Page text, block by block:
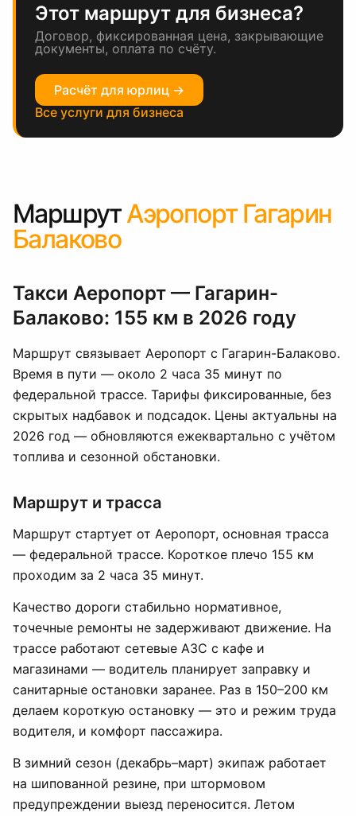
Этот маршрут для бизнеса?
Договор, фиксированная цена, закрывающие
документы, оплата по счёту.
Расчёт для юрлиц →
Все услуги для бизнеса
МаршрутАэропорт Гагарин
Балаково
Такси Аеропорт — Гагарин-
Балаково: 155 км в 2026 году
Маршрут связывает Аеропорт с Гагарин-Балаково.
Время в пути — около 2 часа 35 минут по
федеральной трассе. Тарифы фиксированные, без
скрытых надбавок и подсадок. Цены актуальны на
2026 год — обновляются ежеквартально с учётом
топлива и сезонной обстановки.
Маршрут и трасса
Маршрут стартует от Аеропорт, основная трасса
— федеральной трассе. Короткое плечо 155 км
проходим за 2 часа 35 минут.
Качество дороги стабильно нормативное,
точечные ремонты не задерживают движение. На
трассе работают сетевые АЗС с кафе и
магазинами — водитель планирует заправку и
санитарные остановки заранее. Раз в 150–200 км
делаем короткую остановку — это и режим труда
водителя, и комфорт пассажира.
В зимний сезон (декабрь–март) экипаж работает
на шипованной резине, при штормовом
предупреждении выезд переносится. Летом